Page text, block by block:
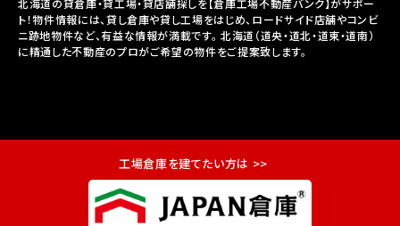
ト！物件情報には、貸し倉庫や貸し工場をはじめ、ロードサイド店舗やコンビ
ニ跡地物件など、有益な情報が満載です。 北海道（道央・道北・道東・道南）
に精通した不動産のプロがご希望の物件をご提案致します。
工場倉庫を建てたい方は >>